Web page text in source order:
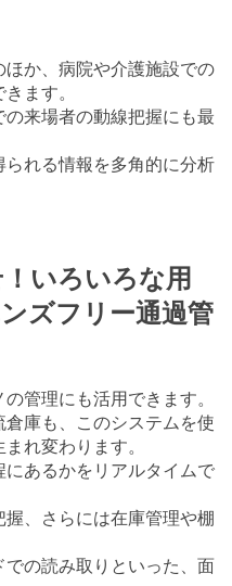
か、病院や介護施設での
ます。
来場者の動線把握にも最
られる情報を多角的に分析
いろいろな用
ズフリー通過管
管理にも活用できます。
庫も、このシステムを使
れ変わります。
あるかをリアルタイムで
、さらには在庫管理や棚
の読み取りといった、面